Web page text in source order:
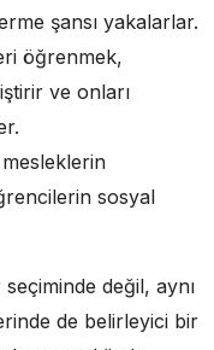
şansı yakalarlar.
öğrenmek,
ve onları
mesleklerin
sosyal
değil, aynı
de belirleyici bir